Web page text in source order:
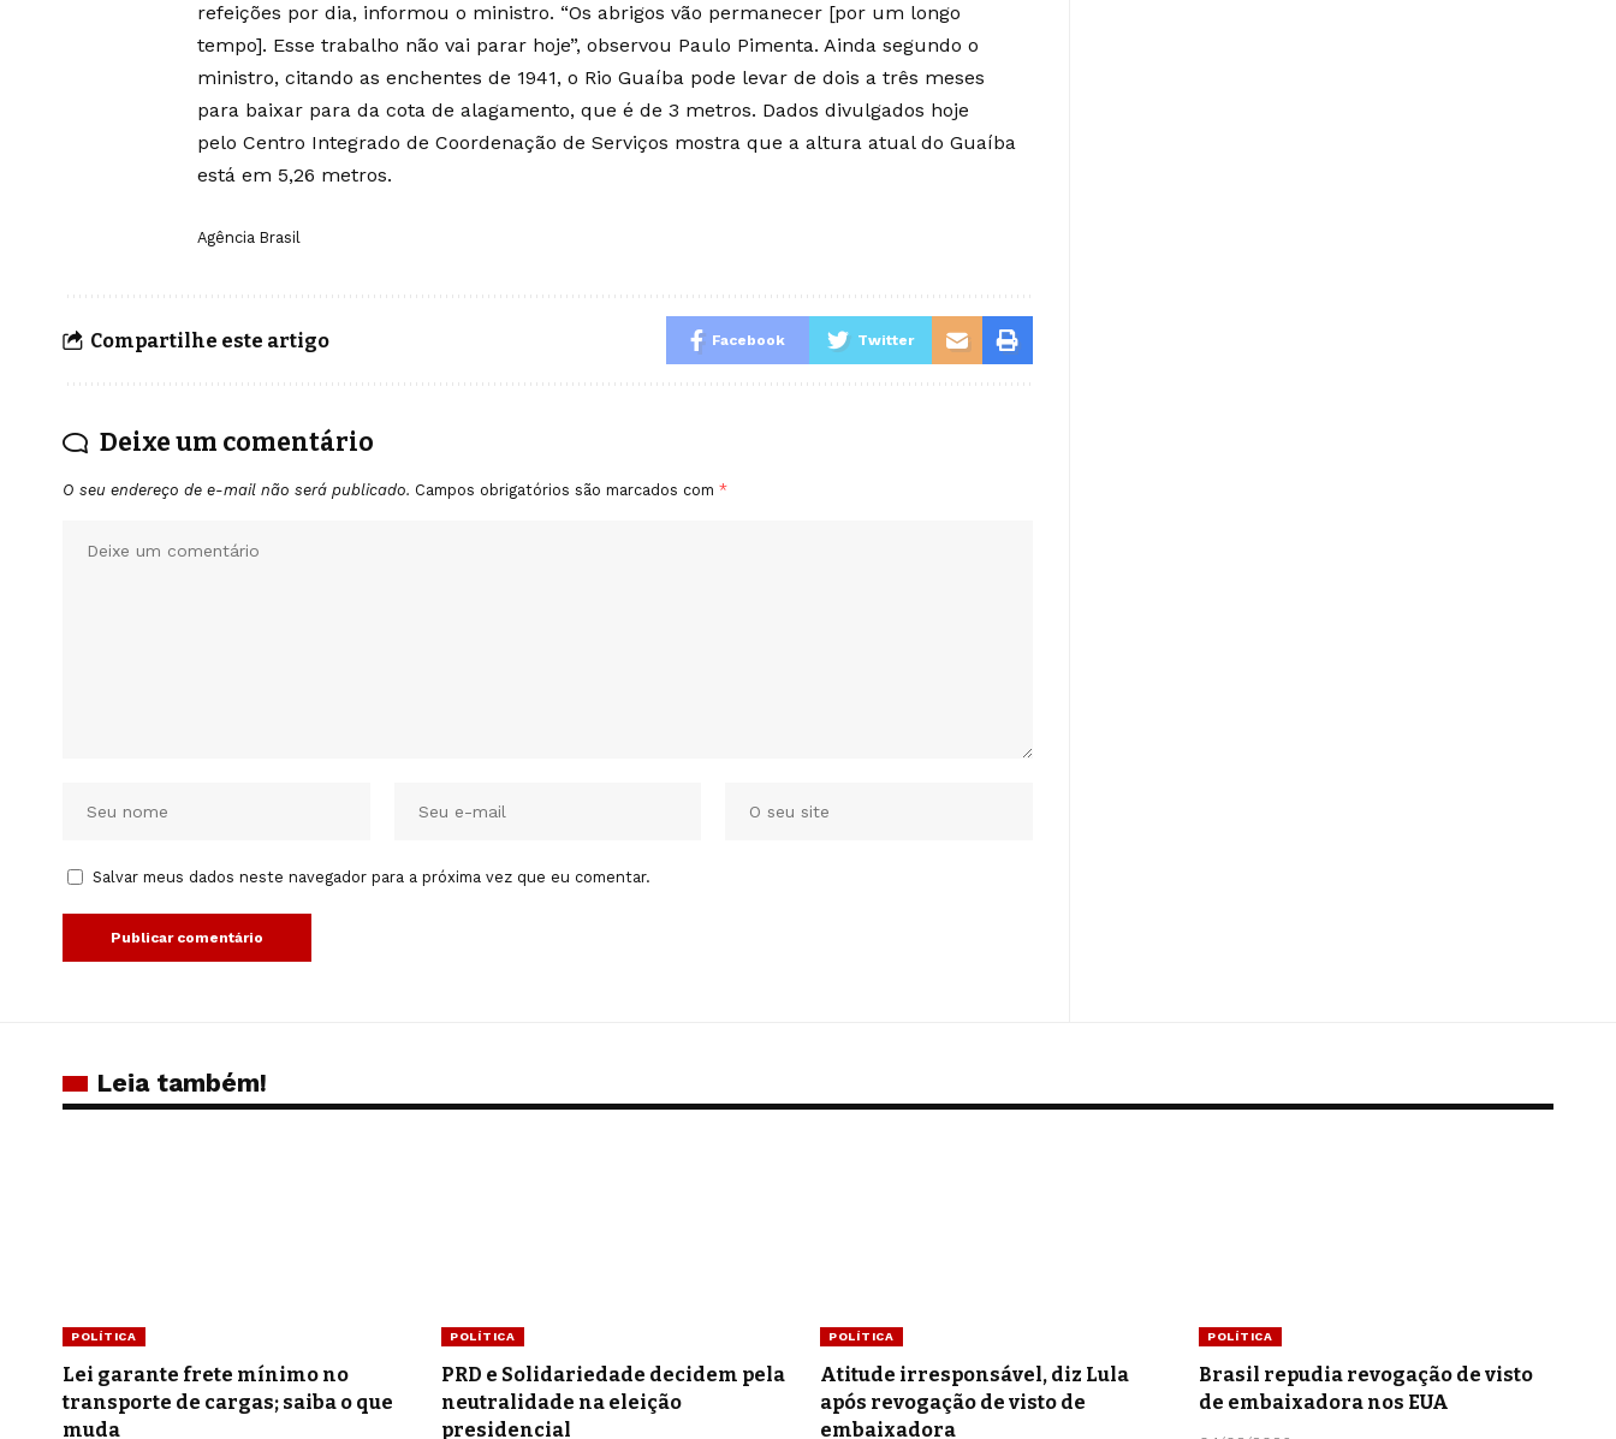
refeições por dia, informou o ministro. “Os abrigos vão permanecer [por um longo
tempo]. Esse trabalho não vai parar hoje”, observou Paulo Pimenta. Ainda segundo o
ministro, citando as enchentes de 1941, o Rio Guaíba pode levar de dois a três meses
para baixar para da cota de alagamento, que é de 3 metros. Dados divulgados hoje
pelo Centro Integrado de Coordenação de Serviços mostra que a altura atual do Guaíba
está em 5,26 metros.
Agência Brasil
Compartilhe este artigo Facebook Twitter
Deixe um comentário
O seu endereço de e-mail não será publicado. Campos obrigatórios são marcados com *
Salvar meus dados neste navegador para a próxima vez que eu comentar.
Leia também!
POLÍTICA
Lei garante frete mínimo no
transporte de cargas; saiba o que
muda
POLÍTICA
PRD e Solidariedade decidem pela
neutralidade na eleição
presidencial
POLÍTICA
Atitude irresponsável, diz Lula
após revogação de visto de
embaixadora
POLÍTICA
Brasil repudia revogação de visto
de embaixadora nos EUA